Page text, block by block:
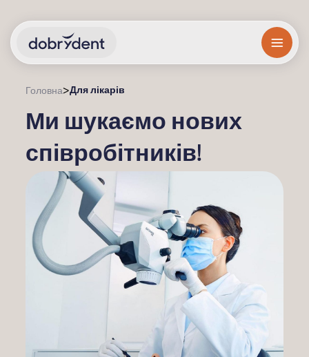
Головна>Для лікарів
Ми шукаємо нових
співробітників!